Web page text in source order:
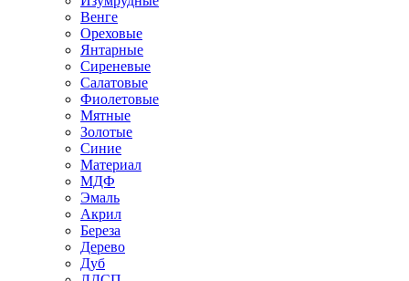
Венге
Ореховые
Янтарные
Сиреневые
Салатовые
Фиолетовые
Мятные
Золотые
Синие
Материал
МДФ
Эмаль
Акрил
Береза
Дерево
Дуб